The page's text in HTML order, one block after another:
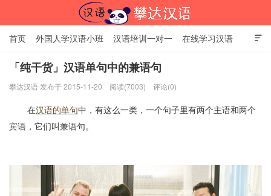

首页 外国人学汉语小班 汉语培训一对一 在线学习汉语
中国文化体验课 HSK考试时间 对外汉语老师
关于我们 加入【攀达汉语】
「纯干货」汉语单句中的兼语句
攀达汉语 发布于 2015-11-20 阅读(7003) 评论(0)
在汉语的单句中，有这么一类，一个句子里有两个主语和两个
宾语，它们叫兼语句。